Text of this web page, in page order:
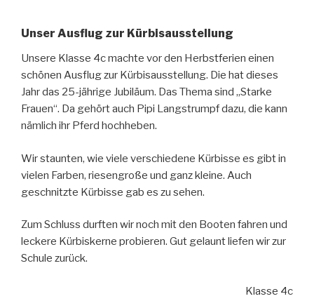
Unser Ausflug zur Kürbisausstellung
Unsere Klasse 4c machte vor den Herbstferien einen
schönen Ausflug zur Kürbisausstellung. Die hat dieses
Jahr das 25-jährige Jubiläum. Das Thema sind „Starke
Frauen“. Da gehört auch Pipi Langstrumpf dazu, die kann
nämlich ihr Pferd hochheben.
Wir staunten, wie viele verschiedene Kürbisse es gibt in
vielen Farben, riesengroße und ganz kleine. Auch
geschnitzte Kürbisse gab es zu sehen.
Zum Schluss durften wir noch mit den Booten fahren und
leckere Kürbiskerne probieren. Gut gelaunt liefen wir zur
Schule zurück.
Klasse 4c